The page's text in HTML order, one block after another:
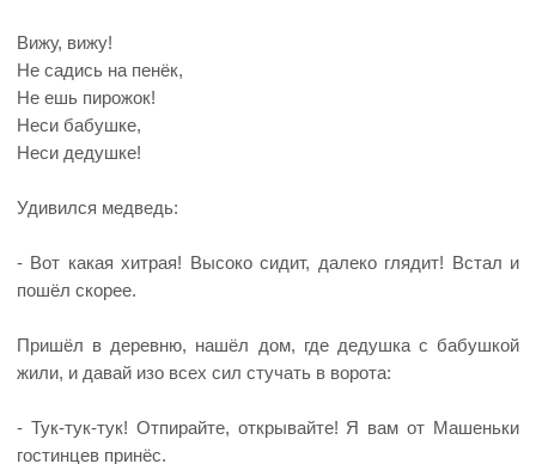
Вижу, вижу!
Не садись на пенёк,
Не ешь пирожок!
Неси бабушке,
Неси дедушке!
Удивился медведь:
- Вот какая хитрая! Высоко сидит, далеко глядит! Встал и
пошёл скорее.
Пришёл в деревню, нашёл дом, где дедушка с бабушкой
жили, и давай изо всех сил стучать в ворота:
- Тук-тук-тук! Отпирайте, открывайте! Я вам от Машеньки
гостинцев принёс.